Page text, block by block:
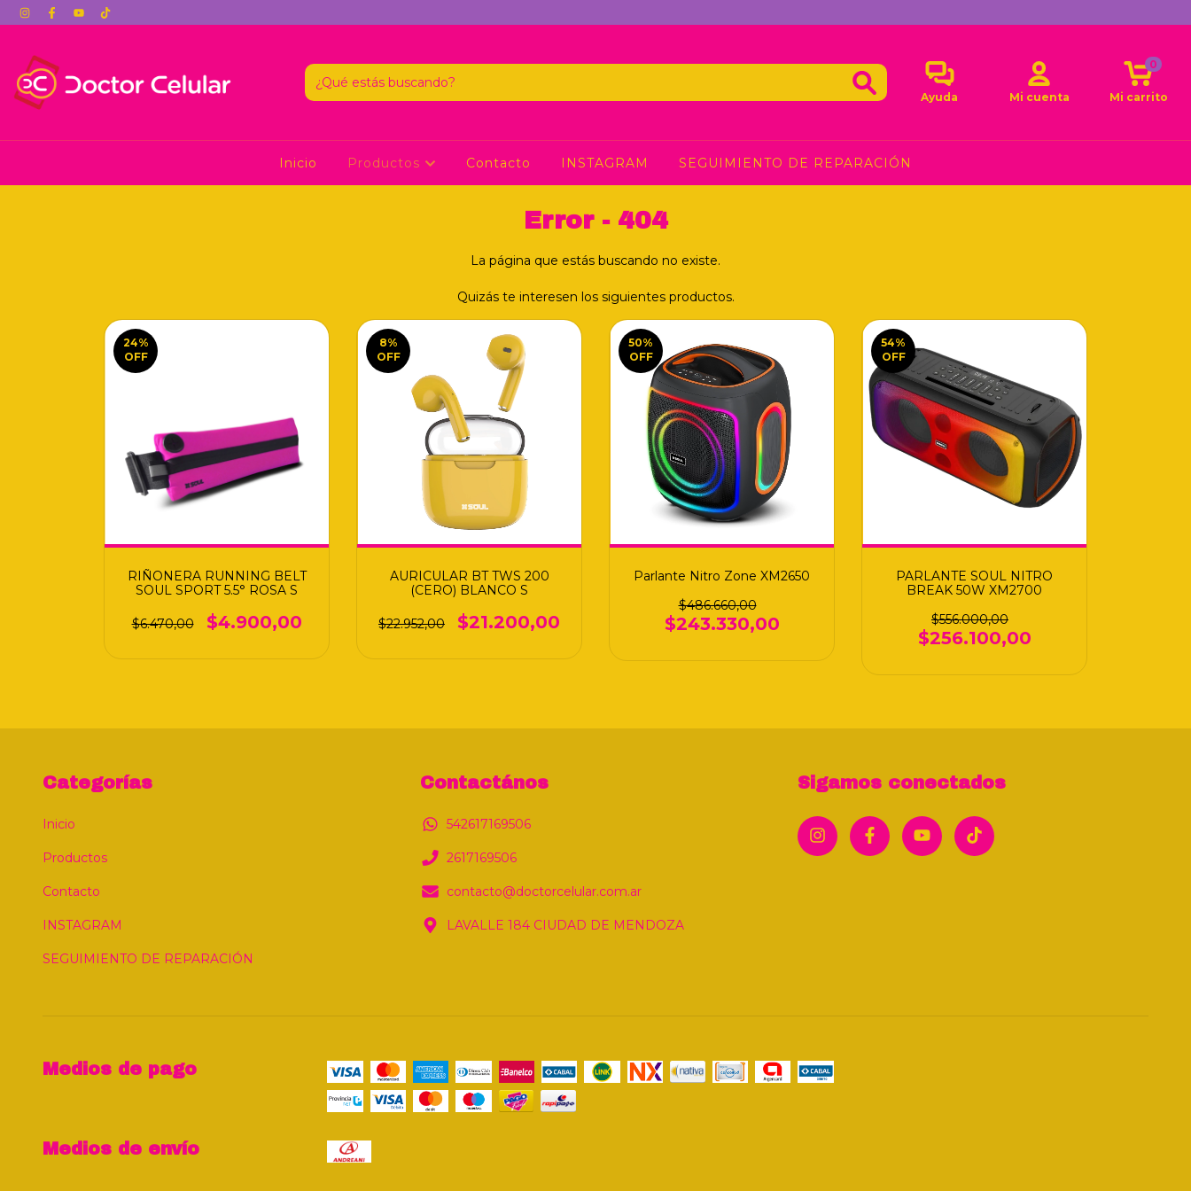
Ayuda Mi cuenta Mi carrito
0
Inicio Productos Contacto INSTAGRAM SEGUIMIENTO DE REPARACIÓN
Error - 404
La página que estás buscando no existe.
Quizás te interesen los siguientes productos.
24%
OFF
RIÑONERA RUNNING BELT
SOUL SPORT 5.5° ROSA S
$6.470,00 $4.900,00
8%
OFF
AURICULAR BT TWS 200
(CERO) BLANCO S
$22.952,00 $21.200,00
50%
OFF
Parlante Nitro Zone XM2650
$486.660,00
$243.330,00
54%
OFF
PARLANTE SOUL NITRO
BREAK 50W XM2700
$556.000,00
$256.100,00
Categorías
Inicio
Productos
Contacto
INSTAGRAM
SEGUIMIENTO DE REPARACIÓN
Contactános
542617169506
2617169506
contacto@doctorcelular.com.ar
LAVALLE 184 CIUDAD DE MENDOZA
Sigamos conectados
Medios de pago
Medios de envío